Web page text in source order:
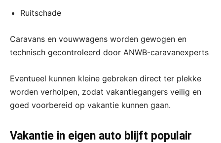
Ruitschade
Caravans en vouwwagens worden gewogen en
technisch gecontroleerd door ANWB-caravanexperts
Eventueel kunnen kleine gebreken direct ter plekke
worden verholpen, zodat vakantiegangers veilig en
goed voorbereid op vakantie kunnen gaan.
Vakantie in eigen auto blijft populair